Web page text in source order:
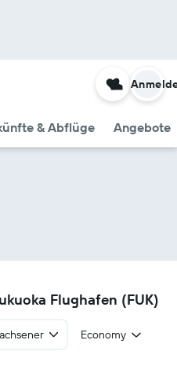
& Abflüge Angebote
Flughafen (FUK)
Economy